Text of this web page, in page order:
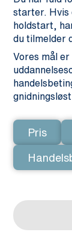
starter. Hvis
holdstart,
du tilmelder
Vores mål
gnidningsløst.
Pris